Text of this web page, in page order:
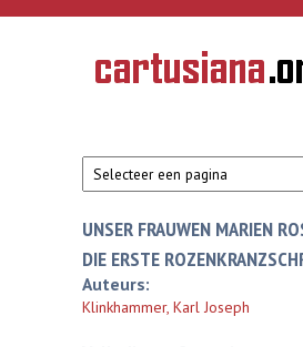
Overslaan en naar de inhoud gaan
Geschiedenis
van de
UNSER FRAUWEN MARIEN
DIE ERSTE
Auteurs:
Klinkhammer, Karl Joseph